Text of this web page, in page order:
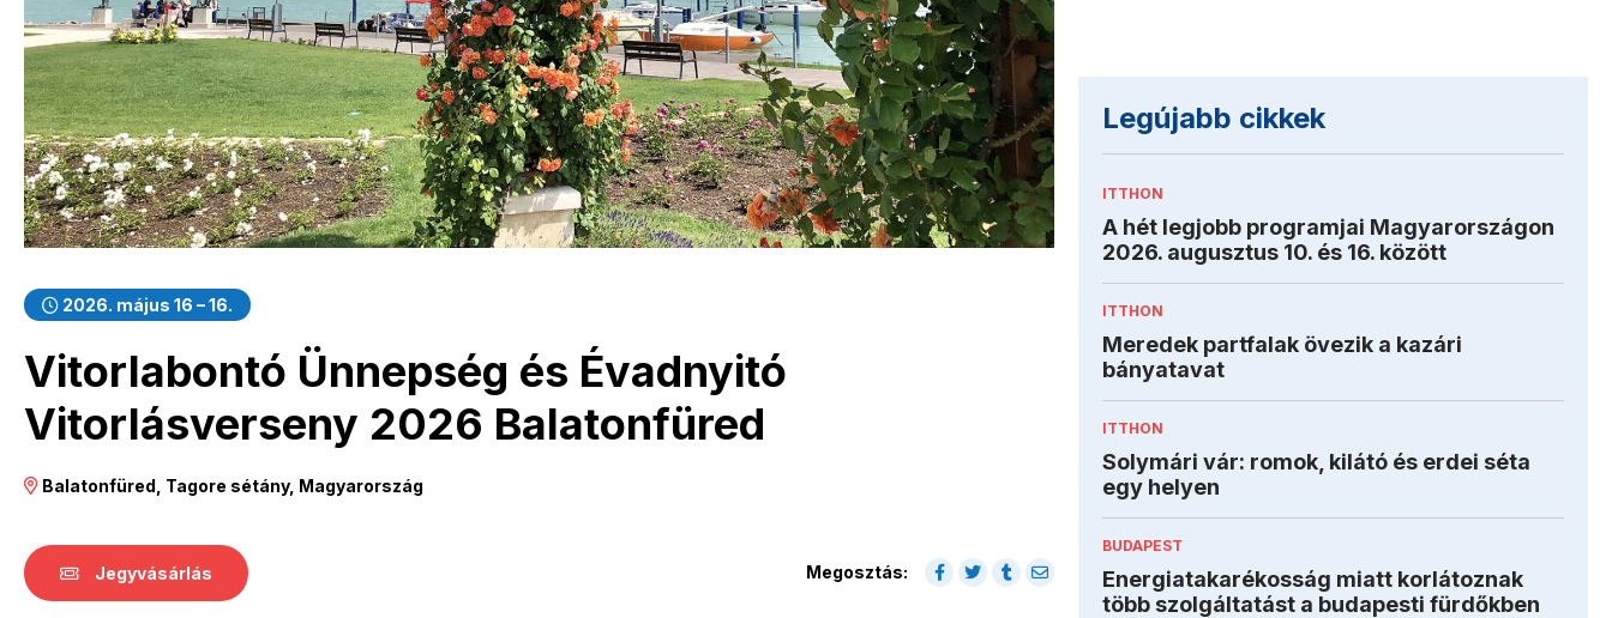
2026. május 16 – 16.
Vitorlabontó Ünnepség és Évadnyitó
Vitorlásverseny 2026 Balatonfüred
Balatonfüred, Tagore sétány, Magyarország
Jegyvásárlás Megosztás:
Legújabb cikkek
ITTHON
A hét legjobb programjai Magyarországon
2026. augusztus 10. és 16. között
ITTHON
Meredek partfalak övezik a kazári
bányatavat
ITTHON
Solymári vár: romok, kilátó és erdei séta
egy helyen
BUDAPEST
Energiatakarékosság miatt korlátoznak
több szolgáltatást a budapesti fürdőkben